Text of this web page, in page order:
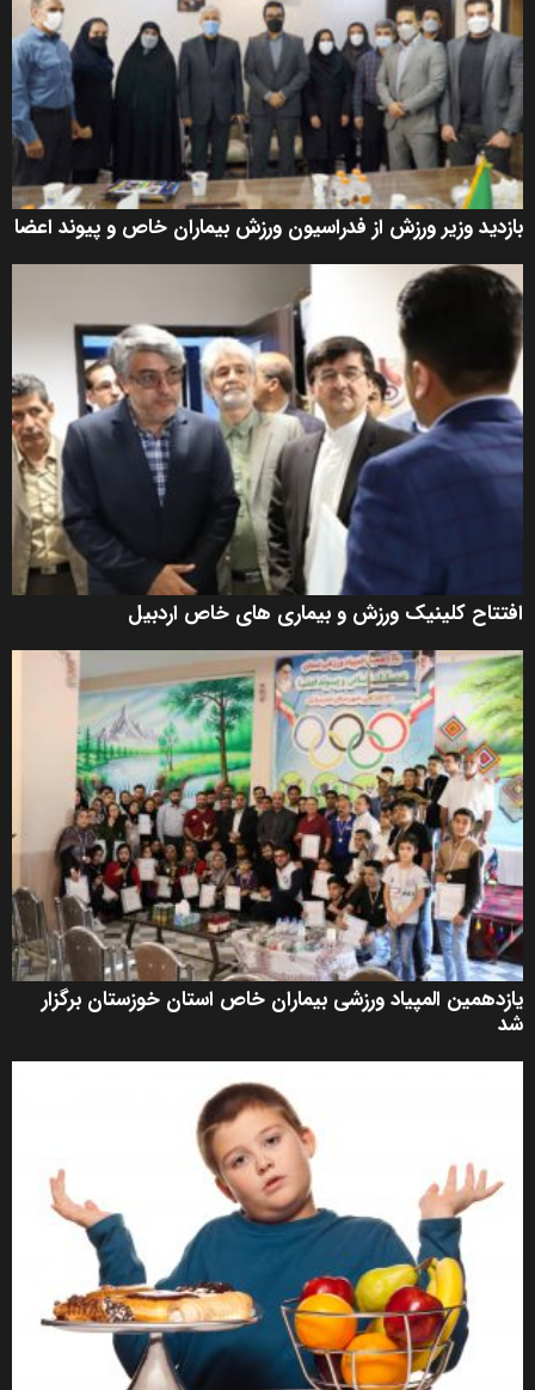
بازدید وزیر ورزش از فدراسیون ورزش بیماران خاص و پیوند اعضا
افتتاح کلینیک ورزش و بیماری های خاص اردبیل
یازدهمین المپیاد ورزشی بیماران خاص استان خوزستان برگزار
شد